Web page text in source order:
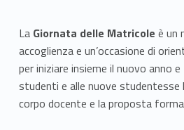
G
i
o
La Giornata delle Matricole è un
accoglienza e un’occasione di
per iniziare insieme il nuovo anno
studenti e alle nuove
corpo docente e la proposta